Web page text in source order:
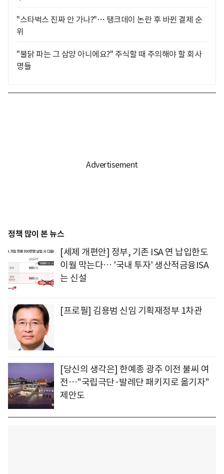
"스타벅스 진짜 안 가나?"… 탱크데이 논란 후 바뀐 결제 순
위
"불닭 파는 그 삼양 아니에요?" 주식할 때 주의해야 할 회사
명들
정책 많이 본 뉴스
[세제 개편안] 정부, 기존 ISA 연 납입한도
이월 막는다… '국내 투자' 생산적금융ISA
는 신설
[프로필] 김용범 신임 기획재정부 1차관
[당신의 생각은] 한예종 광주 이전 불씨 여
전…"국립극단·발레단 패키지로 옮기자"
제안도